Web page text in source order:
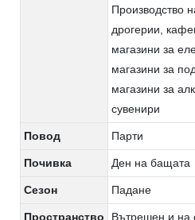
Производство
дрогерии,
магазини за
магазини за
магазини за
сувенири
Повод Парти
Почивка Ден на бащата
Сезон Падане
Пространство
Вътрешен и на